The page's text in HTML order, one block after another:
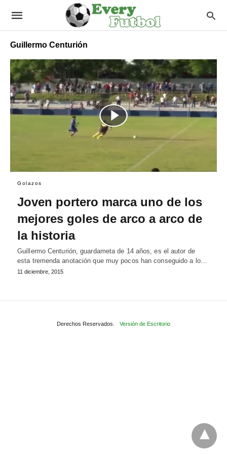
Guillermo Centurión
Golazos
Joven portero marca uno de los
mejores goles de arco a arco de
la historia
Guillermo Centurión, guardameta de 14 años, es el autor de
esta tremenda anotación que muy pocos han conseguido a lo…
11 diciembre, 2015
Derechos Reservados. Versión de Escritorio